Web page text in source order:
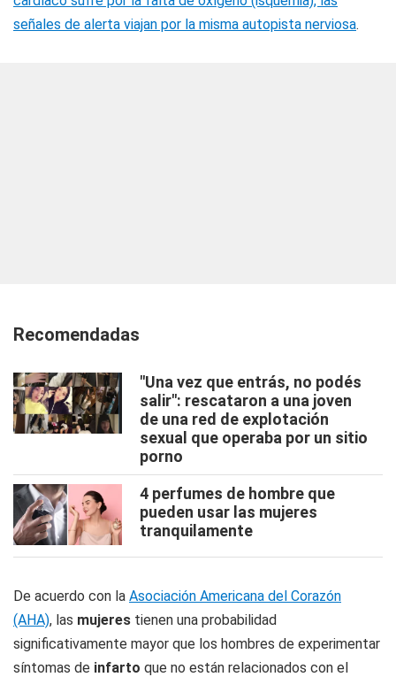
señales de alerta viajan por la misma autopista nerviosa.
Recomendadas
"Una vez que entrás, no podés
salir": rescataron a una joven
de una red de explotación
sexual que operaba por un sitio
porno
4 perfumes de hombre que
pueden usar las mujeres
tranquilamente
De acuerdo con la Asociación Americana del Corazón
(AHA), las mujeres tienen una probabilidad
significativamente mayor que los hombres de experimentar
síntomas de infarto que no están relacionados con el